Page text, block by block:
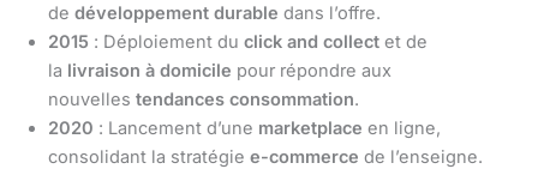
de développement durable dans l’offre.
2015 : Déploiement du click and collect et de
la livraison à domicile pour répondre aux
nouvelles tendances consommation.
2020 : Lancement d’une marketplace en ligne,
consolidant la stratégie e-commerce de l’enseigne.